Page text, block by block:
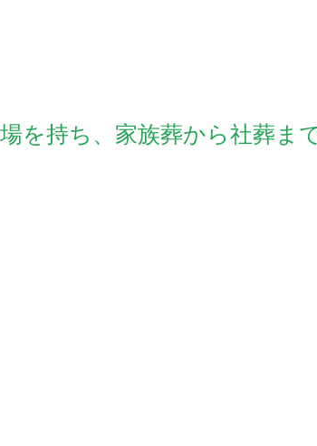
を持ち、家族葬から社葬ま